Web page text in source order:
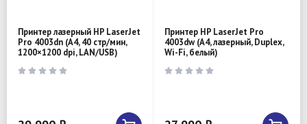
Принтер лазерный HP LaserJet
Pro 4003dn (A4, 40 стр/мин,
1200×1200 dpi, LAN/USB)
Принтер HP LaserJet Pro
4003dw (A4, лазерный, Duplex,
Wi-Fi, белый)